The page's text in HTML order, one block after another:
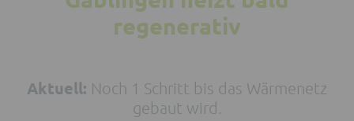
regenerativ
Aktuell: Noch 1 Schritt bis das Wärmenetz
gebaut wird.